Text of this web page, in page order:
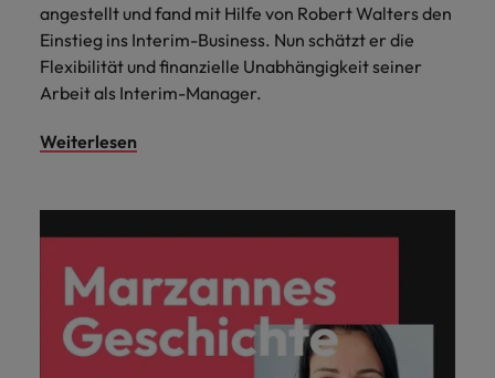
angestellt und fand mit Hilfe von Robert Walters den
Einstieg ins Interim-Business. Nun schätzt er die
Flexibilität und finanzielle Unabhängigkeit seiner
Arbeit als Interim-Manager.
Weiterlesen